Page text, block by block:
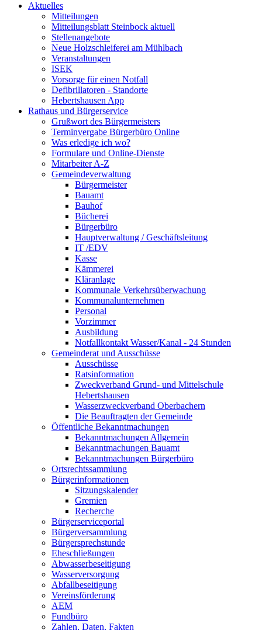
Aktuelles
Mitteilungen
Mitteilungsblatt Steinbock aktuell
Stellenangebote
Neue Holzschleiferei am Mühlbach
Veranstaltungen
ISEK
Vorsorge für einen Notfall
Defibrillatoren - Standorte
Hebertshausen App
Rathaus und Bürgerservice
Grußwort des Bürgermeisters
Terminvergabe Bürgerbüro Online
Was erledige ich wo?
Formulare und Online-Dienste
Mitarbeiter A-Z
Gemeindeverwaltung
Bürgermeister
Bauamt
Bauhof
Bücherei
Bürgerbüro
Hauptverwaltung / Geschäftsleitung
IT /EDV
Kasse
Kämmerei
Kläranlage
Kommunale Verkehrsüberwachung
Kommunalunternehmen
Personal
Vorzimmer
Ausbildung
Notfallkontakt Wasser/Kanal - 24 Stunden
Gemeinderat und Ausschüsse
Ausschüsse
Ratsinformation
Zweckverband Grund- und Mittelschule
Hebertshausen
Wasserzweckverband Oberbachern
Die Beauftragten der Gemeinde
Öffentliche Bekanntmachungen
Bekanntmachungen Allgemein
Bekanntmachungen Bauamt
Bekanntmachungen Bürgerbüro
Ortsrechtssammlung
Bürgerinformationen
Sitzungskalender
Gremien
Recherche
Bürgerserviceportal
Bürgerversammlung
Bürgersprechstunde
Eheschließungen
Abwasserbeseitigung
Wasserversorgung
Abfallbeseitigung
Vereinsförderung
AEM
Fundbüro
Zahlen, Daten, Fakten